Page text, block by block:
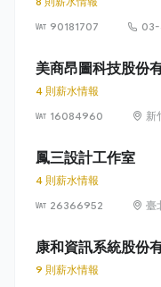
90181707
美商昂圖科技股份
4 則薪水情報
16084960
新
鳳三設計工作室
4 則薪水情報
26366952
臺
康和資訊系統股份
9 則薪水情報